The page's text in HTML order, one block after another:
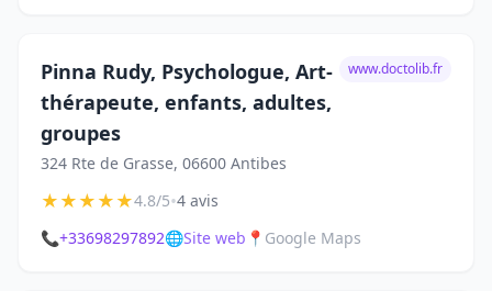
Pinna Rudy, Psychologue, Art-
thérapeute, enfants, adultes,
groupes
324 Rte de Grasse, 06600 Antibes
www.doctolib.fr
★★★★★4.8/5•4 avis
📞+33698297892🌐Site web 📍 Google Maps